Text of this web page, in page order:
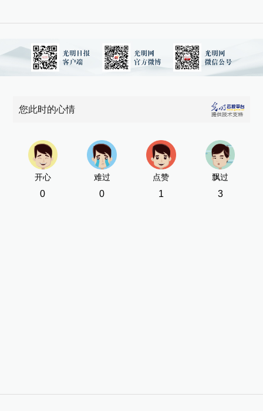
您此时的心情
开心
0
难过
0
点赞
1
飘过
3